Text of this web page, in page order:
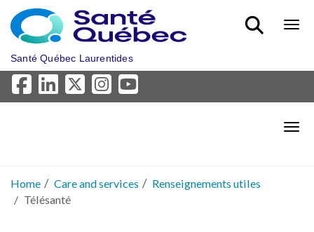
Skip to main content
Santé Québec Laurentides
Home Care and services
Renseignements utiles
Télésanté